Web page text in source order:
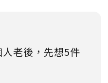
老後，先想5件